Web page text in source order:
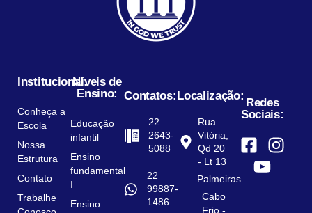
Institucional:
Conheça a
Escola
Nossa
Estrutura
Contato
Trabalhe
Níveis de
Ensino:
Educação
infantil
Ensino
fundamental
I
Ensino
Localização:
Rua
Vitória,
Qd 20
- Lt 13
Palmeiras
Cabo
Frio -
Contatos:
22
2643-
5088
22
99887-
1486
Redes
Sociais: